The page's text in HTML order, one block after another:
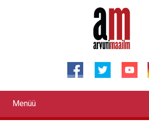
Primary
links
Menüü